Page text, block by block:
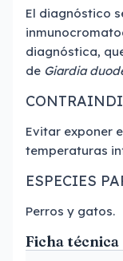
El diagnóstico
diagnóstica,
de Giardia
Evitar exponer
temperaturas
ESPECIES
Perros y gatos.
Ficha técnica